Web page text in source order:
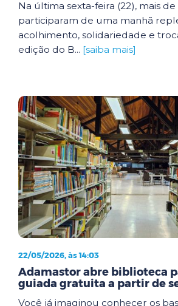
Na última sexta-feira (22), mais
participaram de uma manhã
acolhimento, solidariedade e
edição do B... [saiba mais]
22/05/2026, às 14:03
Adamastor abre biblioteca
guiada gratuita a partir de
Você já imaginou conhecer os